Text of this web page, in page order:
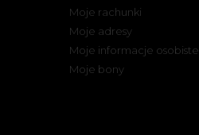
Moje rachunki
Moje adresy
Moje informacje osobiste
Moje bony